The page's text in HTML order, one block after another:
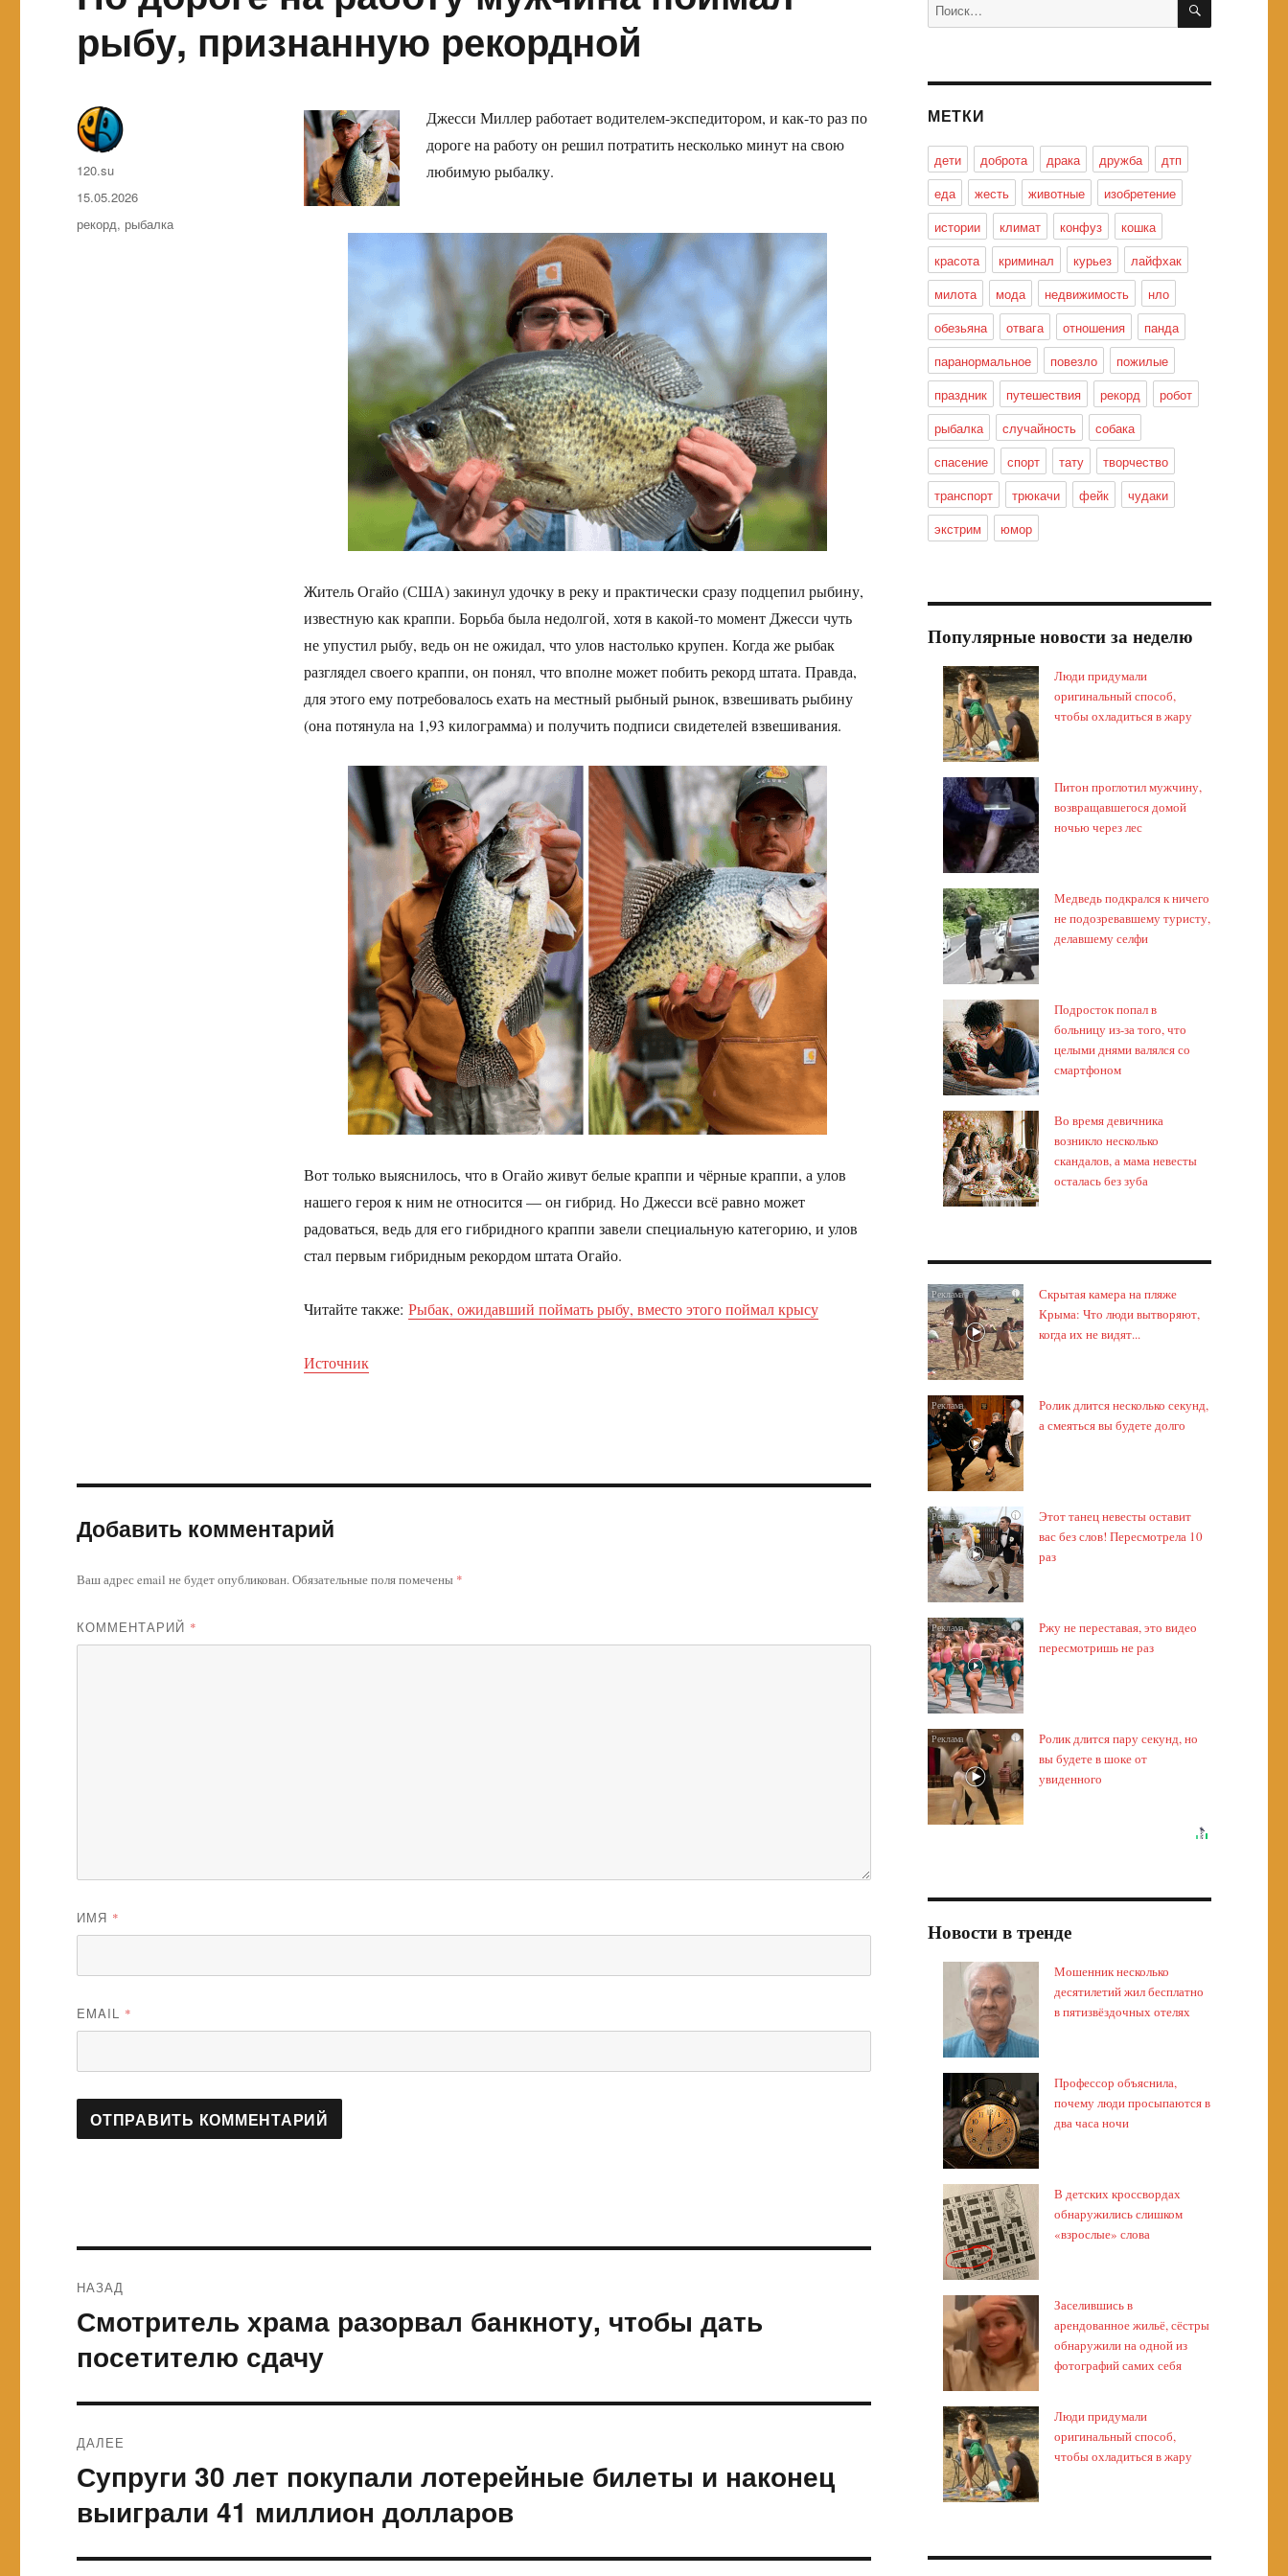
рыбу, признанную рекордной
Джесси Миллер работает водителем-экспедитором, и как-то раз по
дороге на работу он решил потратить несколько минут на свою
любимую рыбалку.
Житель Огайо (США) закинул удочку в реку и практически сразу подцепил рыбину,
известную как краппи. Борьба была недолгой, хотя в какой-то момент Джесси чуть
не упустил рыбу, ведь он не ожидал, что улов настолько крупен. Когда же рыбак
разглядел своего краппи, он понял, что вполне может побить рекорд штата. Правда,
для этого ему потребовалось ехать на местный рыбный рынок, взвешивать рыбину
(она потянула на 1,93 килограмма) и получить подписи свидетелей взвешивания.
Вот только выяснилось, что в Огайо живут белые краппи и чёрные краппи, а улов
нашего героя к ним не относится — он гибрид. Но Джесси всё равно может
радоваться, ведь для его гибридного краппи завели специальную категорию, и улов
стал первым гибридным рекордом штата Огайо.
Читайте также: Рыбак, ожидавший поймать рыбу, вместо этого поймал крысу
Источник
Автор
120.su
Опубликовано
15.05.2026
Метки
рекорд, рыбалка
Добавить комментарий
Ваш адрес email не будет опубликован.Обязательные поля помечены *
КОММЕНТАРИЙ *
ИМЯ *
EMAIL *
по
записям
НАЗАД
Предыдущая
Смотритель храма разорвал банкноту, чтобы дать
посетителю сдачу
ДАЛЕЕ
Следующая
запись:
Супруги 30 лет покупали лотерейные билеты и наконец
выиграли 41 миллион долларов
МЕТКИ
дети доброта драка дружба
дтп
еда
жесть животные
изобретение
истории
климат конфуз
кошка
красота
криминал курьез
лайфхак
милота
мода недвижимость
нло
обезьяна
отвага отношения
панда
паранормальное
повезло
пожилые
праздник
путешествия рекорд
робот
рыбалка
случайность
собака
спасение
спорт тату
творчество
транспорт
трюкачи фейк
чудаки
экстрим
юмор
Популярные новости за неделю
Люди придумали
оригинальный способ,
чтобы охладиться в жару
Питон проглотил мужчину,
возвращавшегося домой
ночью через лес
Медведь подкрался к ничего
не подозревавшему туристу,
делавшему селфи
Подросток попал в
больницу из-за того, что
целыми днями валялся со
смартфоном
Во время девичника
возникло несколько
скандалов, а мама невесты
осталась без зуба
i
Скрытая камера на пляже
Крыма: Что люди вытворяют,
когда их не видят...
i
Ролик длится несколько секунд,
а смеяться вы будете долго
i
Этот танец невесты оставит
вас без слов! Пересмотрела 10
раз
i
Ржу не переставая, это видео
пересмотришь не раз
i
Ролик длится пару секунд, но
вы будете в шоке от
увиденного
Новости в тренде
Мошенник несколько
десятилетий жил бесплатно
в пятизвёздочных отелях
Профессор объяснила,
почему люди просыпаются в
два часа ночи
В детских кроссвордах
обнаружились слишком
«взрослые» слова
Заселившись в
арендованное жильё, сёстры
обнаружили на одной из
фотографий самих себя
Люди придумали
оригинальный способ,
чтобы охладиться в жару